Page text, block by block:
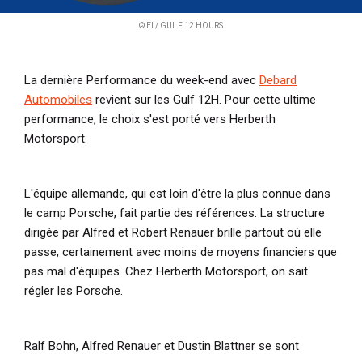
© EI / GULF 12 HOURS
La dernière Performance du week-end avec Debard
Automobiles revient sur les Gulf 12H. Pour cette ultime
performance, le choix s'est porté vers Herberth
Motorsport.
L'équipe allemande, qui est loin d'être la plus connue dans
le camp Porsche, fait partie des références. La structure
dirigée par Alfred et Robert Renauer brille partout où elle
passe, certainement avec moins de moyens financiers que
pas mal d'équipes. Chez Herberth Motorsport, on sait
régler les Porsche.
Ralf Bohn, Alfred Renauer et Dustin Blattner se sont